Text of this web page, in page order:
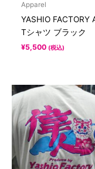
Apparel
YASHIO FACTORY
Tシャツ ブラック
¥5,500 (税込)